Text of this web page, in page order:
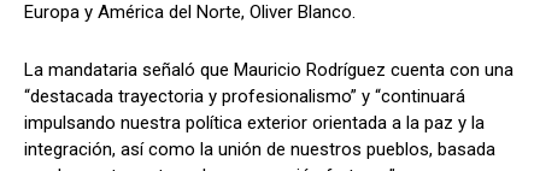
Europa y América del Norte, Oliver Blanco.
La mandataria señaló que Mauricio Rodríguez cuenta con una
“destacada trayectoria y profesionalismo” y “continuará
impulsando nuestra política exterior orientada a la paz y la
integración, así como la unión de nuestros pueblos, basada